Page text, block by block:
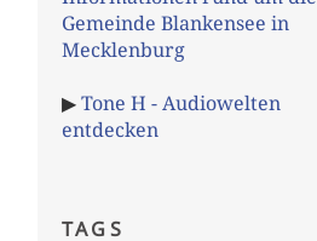
Gemeinde Blankensee in
Mecklenburg
▶Tone H - Audiowelten
entdecken
TAGS